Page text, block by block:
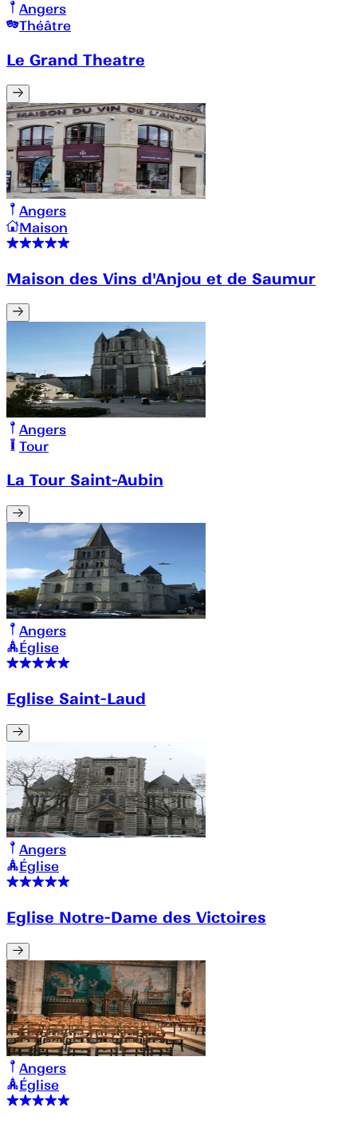
Angers
Théâtre
Le Grand Theatre
Angers
Maison
Maison des Vins d'Anjou et de Saumur
Angers
Tour
La Tour Saint-Aubin
Angers
Église
Eglise Saint-Laud
Angers
Église
Eglise Notre-Dame des Victoires
Angers
Église